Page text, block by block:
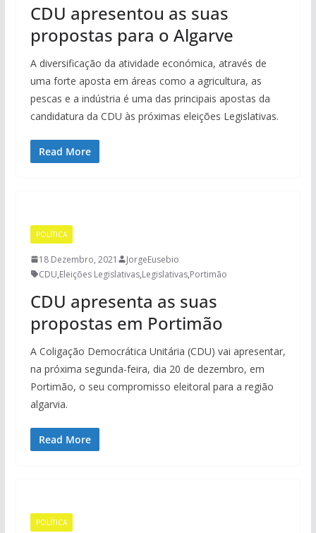
CDU apresentou as suas
propostas para o Algarve
A diversificação da atividade económica, através de
uma forte aposta em áreas como a agricultura, as
pescas e a indústria é uma das principais apostas da
candidatura da CDU às próximas eleições Legislativas.
Read More
POLÍTICA
18 Dezembro, 2021
JorgeEusebio
CDU,Eleições Legislativas,Legislativas,Portimão
CDU apresenta as suas
propostas em Portimão
A Coligação Democrática Unitária (CDU) vai apresentar,
na próxima segunda-feira, dia 20 de dezembro, em
Portimão, o seu compromisso eleitoral para a região
algarvia.
Read More
POLÍTICA